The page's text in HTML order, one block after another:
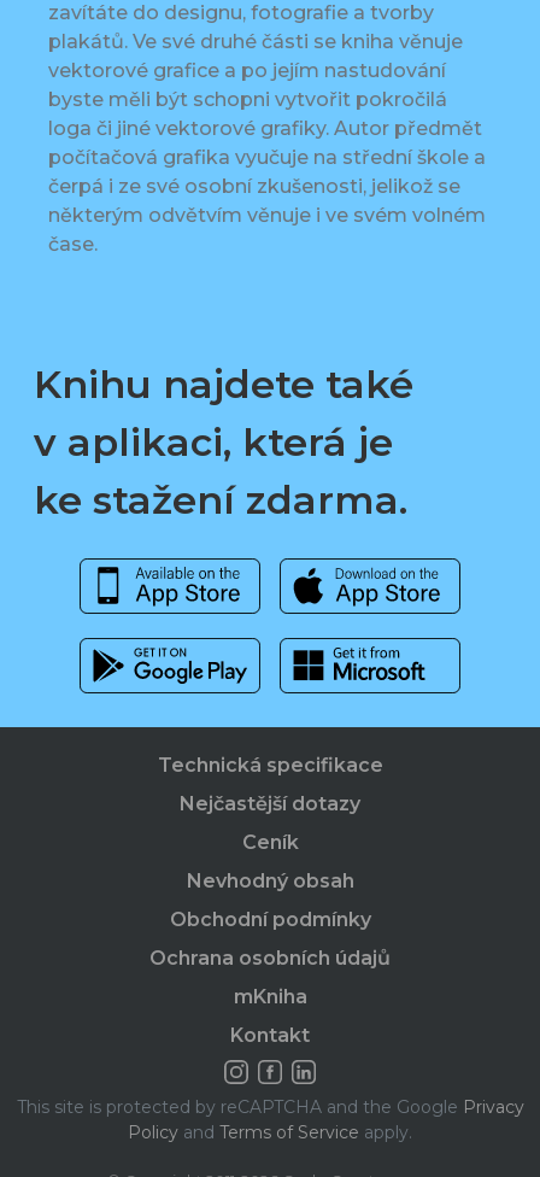
zavítáte do designu, fotografie a tvorby
plakátů. Ve své druhé části se kniha věnuje
vektorové grafice a po jejím nastudování
byste měli být schopni vytvořit pokročilá
loga či jiné vektorové grafiky. Autor předmět
počítačová grafika vyučuje na střední škole a
čerpá i ze své osobní zkušenosti, jelikož se
některým odvětvím věnuje i ve svém volném
čase.
Knihu najdete také
v aplikaci, která je
ke stažení zdarma.
Technická specifikace
Nejčastější dotazy
Ceník
Nevhodný obsah
Obchodní podmínky
Ochrana osobních údajů
mKniha
Kontakt
This site is protected by reCAPTCHA and the Google Privacy
Policy and Terms of Service apply.